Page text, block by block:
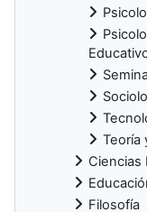
Teoría
Ciencias
Filosofía